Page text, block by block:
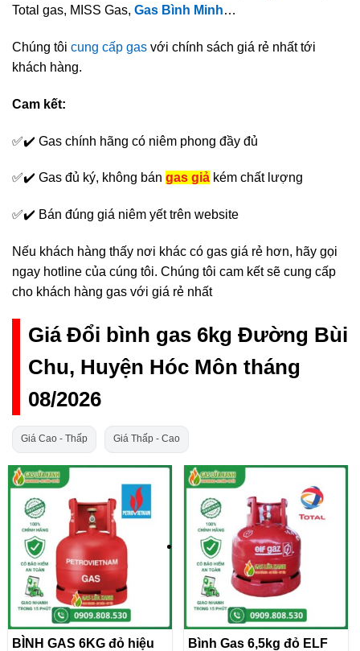
Total gas, MISS Gas, Gas Bình Minh…
Chúng tôi cung cấp gas với chính sách giá rẻ nhất tới
khách hàng.
Cam kết:
✅✔️ Gas chính hãng có niêm phong đầy đủ
✅✔️ Gas đủ ký, không bán gas giả kém chất lượng
✅✔️ Bán đúng giá niêm yết trên website
Nếu khách hàng thấy nơi khác có gas giá rẻ hơn, hãy gọi
ngay hotline của cúng tôi. Chúng tôi cam kết sẽ cung cấp
cho khách hàng gas với giá rẻ nhất
Giá Đổi bình gas 6kg Đường Bùi
Chu, Huyện Hóc Môn tháng
08/2026
Giá Cao - Thấp Giá Thấp - Cao
BÌNH GAS 6KG đỏ hiệu
Bình Gas 6,5kg đỏ ELF